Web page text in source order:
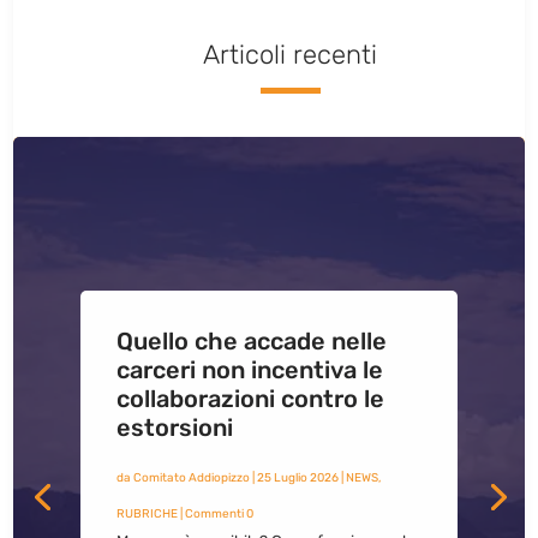
Articoli recenti
Quello che accade nelle
carceri non incentiva le
collaborazioni contro le
estorsioni
da Comitato Addiopizzo| 25 Luglio 2026| NEWS,
RUBRICHE| Commenti 0